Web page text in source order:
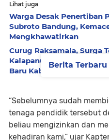
Lihat juga
Warga Desak Penertiban
Subroto Bandung,
Mengkhawatirkan
Curug Raksamala, Surga
Kalapanunggal yang
Baru Kabupaten Sukabumi
“Sebelumnya sudah
tenaga pendidik tersebut
beliau mengizinkan dan
kehadiran kami,” ujar
Berita Terbaru